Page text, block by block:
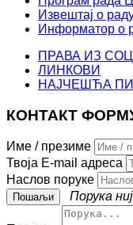
Извештај о
Информатор о
ПРАВА ИЗ
ЛИНКОВИ
НАЈЧЕШЋА
КОНТАКТ
Име / презиме
Твоја E-mail адреса
Наслов поруке
Порука